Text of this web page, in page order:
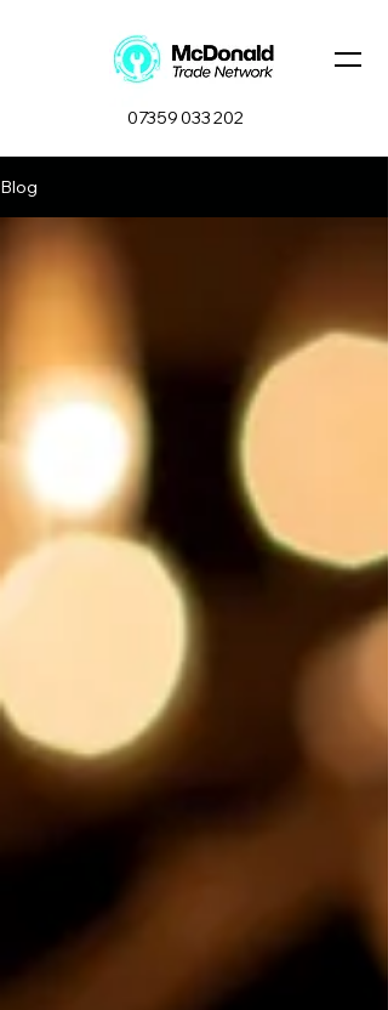
07359 033 202
Blog